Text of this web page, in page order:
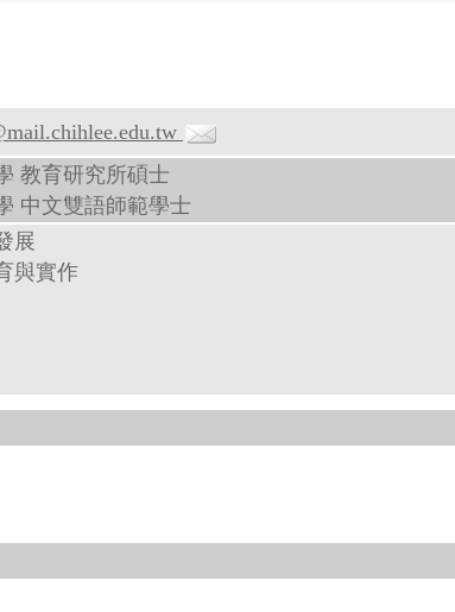
教育研究所碩士
中文雙語師範學士
展
與實作